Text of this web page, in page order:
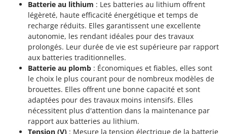
Batterie au lithium : Les batteries au lithium offrent
légèreté, haute efficacité énergétique et temps de
recharge réduits. Elles garantissent une excellente
autonomie, les rendant idéales pour des travaux
prolongés. Leur durée de vie est supérieure par rapport
aux batteries traditionnelles.
Batterie au plomb : Économiques et fiables, elles sont
le choix le plus courant pour de nombreux modèles de
brouettes. Elles offrent une bonne capacité et sont
adaptées pour des travaux moins intensifs. Elles
nécessitent plus d'attention dans la maintenance par
rapport aux batteries au lithium.
Tension (V) : Mesure la tension électrique de la batterie